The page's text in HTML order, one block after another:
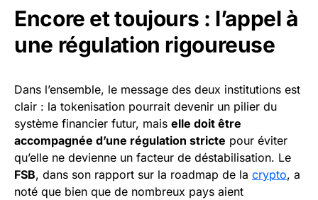
Encore et toujours : l’appel à
une régulation rigoureuse
Dans l’ensemble, le message des deux institutions est
clair : la tokenisation pourrait devenir un pilier du
système financier futur, mais elle doit être
accompagnée d’une régulation stricte pour éviter
qu’elle ne devienne un facteur de déstabilisation. Le
FSB, dans son rapport sur la roadmap de la crypto, a
noté que bien que de nombreux pays aient